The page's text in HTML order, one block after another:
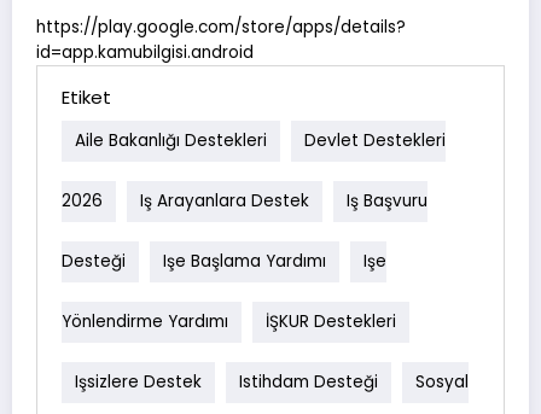
https://play.google.com/store/apps/details?
id=app.kamubilgisi.android
Etiket
Aile Bakanlığı Destekleri Devlet Destekleri
2026 Iş Arayanlara Destek Iş Başvuru
Desteği Işe Başlama Yardımı Işe
Yönlendirme Yardımı İŞKUR Destekleri
Işsizlere Destek Istihdam Desteği Sosyal